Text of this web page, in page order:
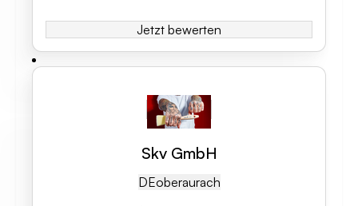
Jetzt bewerten
Skv GmbH
DEOberaurach